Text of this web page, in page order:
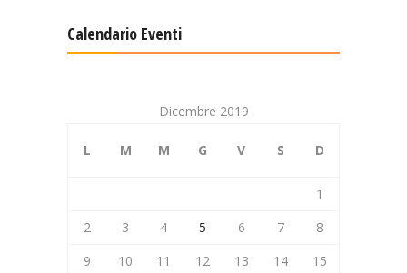
Calendario Eventi
Dicembre 2019
L M M G V S D
1
2
3 4 5 6 7
8
9
10 11 12 13 14
15